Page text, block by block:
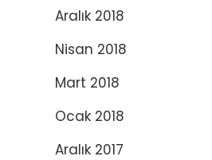
Aralık 2018
Nisan 2018
Mart 2018
Ocak 2018
Aralık 2017